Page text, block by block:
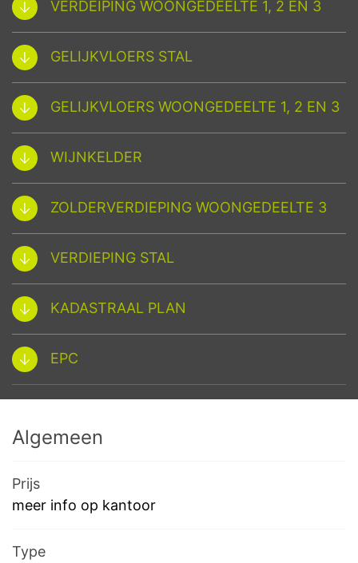
VERDEIPING WOONGEDEELTE 1, 2 EN 3
GELIJKVLOERS STAL
GELIJKVLOERS WOONGEDEELTE 1, 2 EN 3
WIJNKELDER
ZOLDERVERDIEPING WOONGEDEELTE 3
VERDIEPING STAL
KADASTRAAL PLAN
EPC
Algemeen
Prijs
meer info op kantoor
Type